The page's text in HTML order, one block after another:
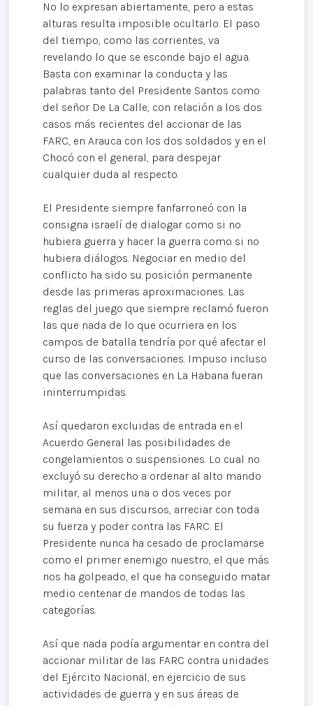
No lo expresan abiertamente, pero a estas
alturas resulta imposible ocultarlo. El paso
del tiempo, como las corrientes, va
revelando lo que se esconde bajo el agua.
Basta con examinar la conducta y las
palabras tanto del Presidente Santos como
del señor De La Calle, con relación a los dos
casos más recientes del accionar de las
FARC, en Arauca con los dos soldados y en el
Chocó con el general, para despejar
cualquier duda al respecto.
El Presidente siempre fanfarroneó con la
consigna israelí de dialogar como si no
hubiera guerra y hacer la guerra como si no
hubiera diálogos. Negociar en medio del
conflicto ha sido su posición permanente
desde las primeras aproximaciones. Las
reglas del juego que siempre reclamó fueron
las que nada de lo que ocurriera en los
campos de batalla tendría por qué afectar el
curso de las conversaciones. Impuso incluso
que las conversaciones en La Habana fueran
ininterrumpidas.
Así quedaron excluidas de entrada en el
Acuerdo General las posibilidades de
congelamientos o suspensiones. Lo cual no
excluyó su derecho a ordenar al alto mando
militar, al menos una o dos veces por
semana en sus discursos, arreciar con toda
su fuerza y poder contra las FARC. El
Presidente nunca ha cesado de proclamarse
como el primer enemigo nuestro, el que más
nos ha golpeado, el que ha conseguido matar
medio centenar de mandos de todas las
categorías.
Así que nada podía argumentar en contra del
accionar militar de las FARC contra unidades
del Ejército Nacional, en ejercicio de sus
actividades de guerra y en sus áreas de